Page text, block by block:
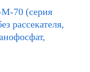
70 (серия
рассекателя,